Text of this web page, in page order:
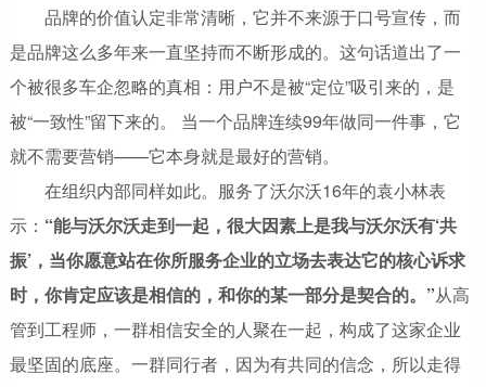
品牌的价值认定非常清晰，它并不来源于口号宣传，而
是品牌这么多年来一直坚持而不断形成的。这句话道出了一
个被很多车企忽略的真相：用户不是被“定位”吸引来的，是
被“一致性”留下来的。 当一个品牌连续99年做同一件事，它
就不需要营销——它本身就是最好的营销。
在组织内部同样如此。服务了沃尔沃16年的袁小林表
示： “能与沃尔沃走到一起，很大因素上是我与沃尔沃有‘共
振’，当你愿意站在你所服务企业的立场去表达它的核心诉求
时，你肯定应该是相信的，和你的某一部分是契合的。”从高
管到工程师，一群相信安全的人聚在一起，构成了这家企业
最坚固的底座。一群同行者，因为有共同的信念，所以走得